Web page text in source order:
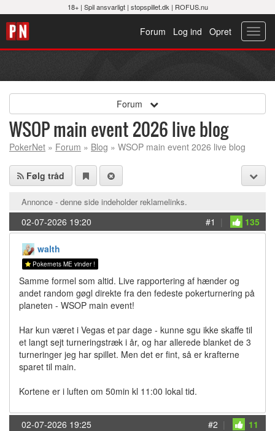
18+ | Spil ansvarligt| stopspillet.dk | ROFUS.nu
Opret
Log ind
Forum
Forum
WSOP main event 2026 live blog
PokerNet » Forum » Blog » WSOP main event 2026 live blog
Følg tråd
Annonce - denne side indeholder reklamelinks.
02-07-2026 19:20 #1 | 135
walth
Pokernets ME vinder !
Samme formel som altid. Live rapportering af hænder og
andet random gøgl direkte fra den fedeste pokerturnering på
planeten - WSOP main event!
Har kun været i Vegas et par dage - kunne sgu ikke skaffe til
et langt sejt turneringstræk i år, og har allerede blanket de 3
turneringer jeg har spillet. Men det er fint, så er krafterne
sparet til main.
Kortene er i luften om 50min kl 11:00 lokal tid.
02-07-2026 19:25 #2 | 11